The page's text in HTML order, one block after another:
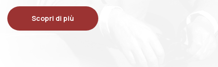
Scopri di più